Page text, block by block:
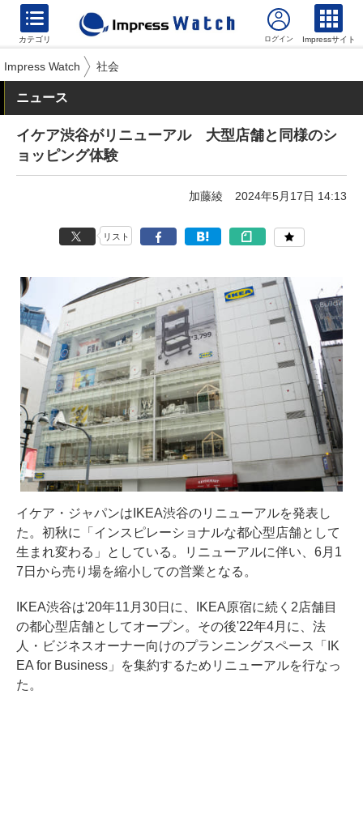
カテゴリ Impressサイト
Impress Watch 社会
ニュース
イケア渋谷がリニューアル 大型店舗と同様のシ
ョッピング体験
加藤綾 2024年5月17日 14:13
リスト
イケア・ジャパンはIKEA渋谷のリニューアルを発表し
た。初秋に「インスピレーショナルな都心型店舗として
生まれ変わる」としている。リニューアルに伴い、6月1
7日から売り場を縮小しての営業となる。
IKEA渋谷は'20年11月30日に、IKEA原宿に続く2店舗目
の都心型店舗としてオープン。その後'22年4月に、法
人・ビジネスオーナー向けのプランニングスペース「IK
EA for Business」を集約するためリニューアルを行なっ
た。